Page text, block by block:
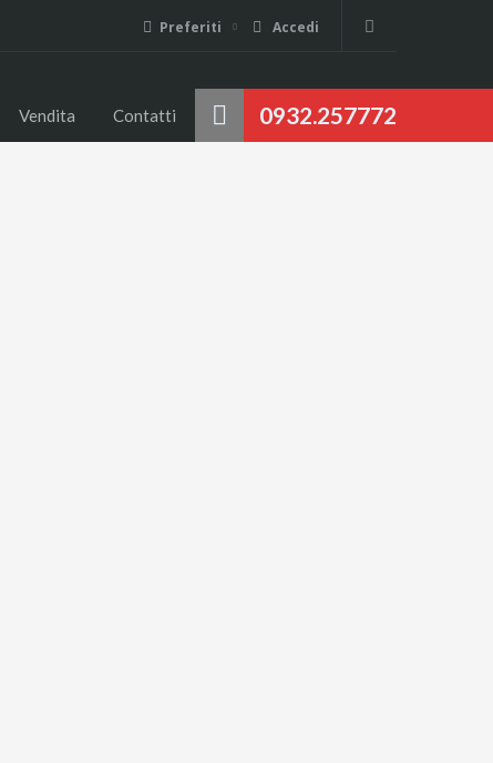
Preferiti Accedi
0932.257772
Vendita Contatti